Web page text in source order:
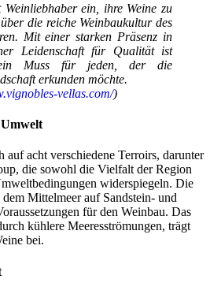
Weinliebhaber ein, ihre Weine zu
die reiche Weinbaukultur des
Mit einer starken Präsenz in
Leidenschaft für Qualität ist
ein Muss für jeden, der die
erkunden möchte.
vellas.com/)
auf acht verschiedene Terroirs, darunter
die sowohl die Vielfalt der Region
widerspiegeln. Die
Mittelmeer auf Sandstein- und
für den Weinbau. Das
kühlere Meeresströmungen, trägt
bei.